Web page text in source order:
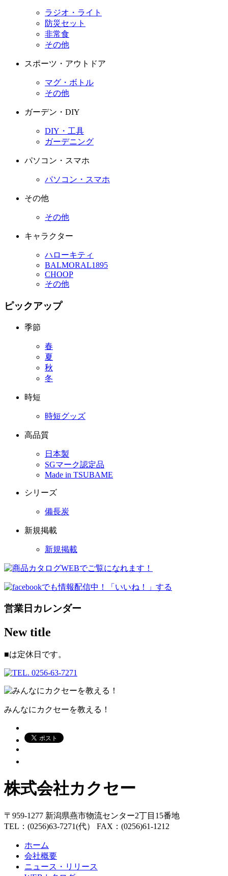
ラジオ・ライト
防災セット
非常食
その他
スポーツ・アウトドア
マグ・ボトル
その他
ガーデン・DIY
DIY・工具
ガーデニング
パソコン・スマホ
パソコン・スマホ
その他
その他
キャラクター
ハローキティ
BALMORAL1895
CHOOP
その他
ピックアップ
季節
春
夏
秋
冬
時短
時短グッズ
高品質
日本製
SGマーク認定品
Made in TSUBAME
シリーズ
備長炭
新規掲載
新規掲載
営業日カレンダー
New title
■は定休日です。
みんなにカクセーを教える！
株式会社カクセー
〒959-1277 新潟県燕市物流センター2丁目15番地
TEL：(0256)63-7271(代） FAX：(0256)61-1212
ホーム
会社概要
ニュース・リリース